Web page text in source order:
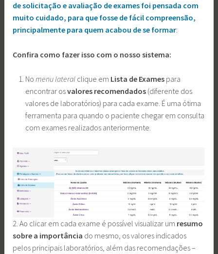
de solicitação e avaliação de exames foi pensada com
muito cuidado, para que fosse de fácil compreensão,
principalmente para quem acabou de se formar:
Confira como fazer isso com o nosso sistema:
No menu lateralclique em Lista de Examespara
encontrar osvalores recomendados(diferente dos
valores de laboratórios) para cada exame. É uma ótima
ferramenta para quando o paciente chegar em consulta
com exames realizados anteriormente.
2. Ao clicar em cada exame é possível visualizar um resumo
sobre a importância do mesmo, os valores indicados
pelos principais laboratórios, além das recomendações –